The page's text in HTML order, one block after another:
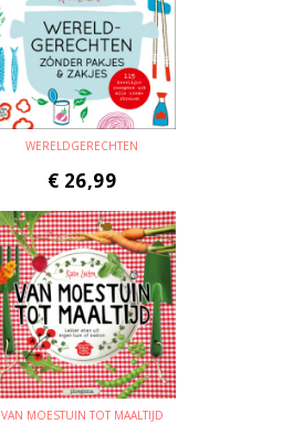
WERELDGERECHTEN
€ 26,99
VAN MOESTUIN TOT MAALTIJD